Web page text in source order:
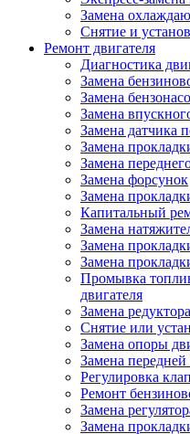
Замена
Снятие и
Ремонт двигателя
Диагностика
Замена
Замена
Замена
Замена датчика
Замена
Замена
Замена форсунок
Замена
Капитальный
Замена
Замена
Замена
Промывка
двигателя
Замена редуктора
Снятие или
Замена опоры
Замена
Регулировка
Ремонт
Замена
Замена